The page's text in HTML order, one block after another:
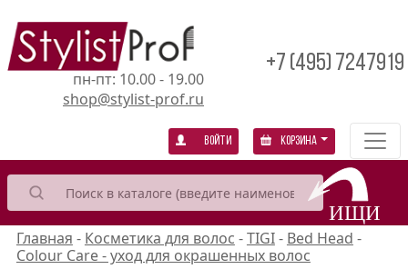
пн-пт: 10.00 - 19.00
shop@stylist-prof.ru
+7 (495) 7247919
Войти Корзина
Главная - Косметика для волос -TIGI- Bed Head -
Colour Care - уход для окрашенных волос